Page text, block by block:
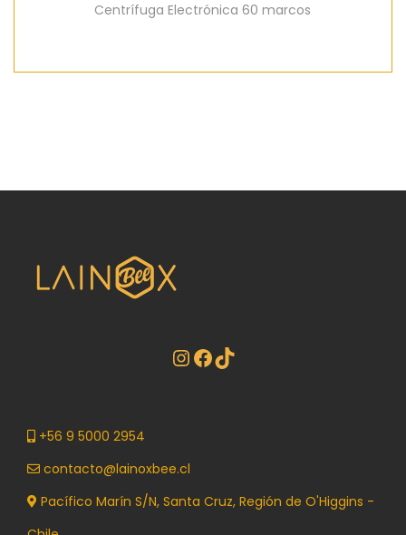
Centrífuga Electrónica 60 marcos
+56 9 5000 2954
contacto@lainoxbee.cl
Pacífico Marín S/N, Santa Cruz, Región de O'Higgins -